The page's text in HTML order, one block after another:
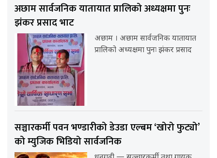
अछाम सार्वजनिक यातायात प्रालिको अध्यक्षमा पुनः
झंकर प्रसाद भाट
अछाम । अछाम सार्वजनिक यातायात
प्रालिको अध्यक्षमा पुनः झंकर प्रसाद
सञ्चारकर्मी पवन भण्डारीको डेउडा एल्बम ‘खोरो फुट्यो’
को म्युजिक भिडियो सार्वजनिक